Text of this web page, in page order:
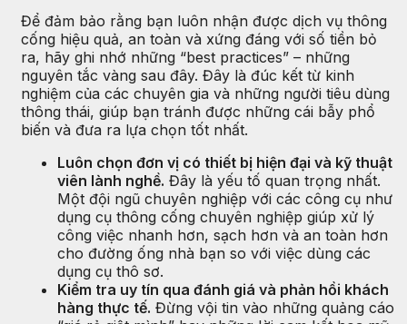
Để đảm bảo rằng bạn luôn nhận được dịch vụ thông
cống hiệu quả, an toàn và xứng đáng với số tiền bỏ
ra, hãy ghi nhớ những “best practices” – những
nguyên tắc vàng sau đây. Đây là đúc kết từ kinh
nghiệm của các chuyên gia và những người tiêu dùng
thông thái, giúp bạn tránh được những cái bẫy phổ
biến và đưa ra lựa chọn tốt nhất.
Luôn chọn đơn vị có thiết bị hiện đại và kỹ thuật
viên lành nghề. Đây là yếu tố quan trọng nhất.
Một đội ngũ chuyên nghiệp với các công cụ như
dụng cụ thông cống chuyên nghiệp giúp xử lý
công việc nhanh hơn, sạch hơn và an toàn hơn
cho đường ống nhà bạn so với việc dùng các
dụng cụ thô sơ.
Kiểm tra uy tín qua đánh giá và phản hồi khách
hàng thực tế. Đừng vội tin vào những quảng cáo